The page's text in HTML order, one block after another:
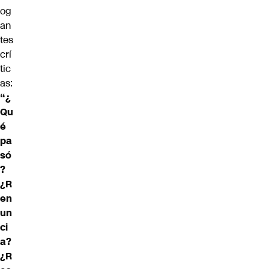
og
an
tes
crí
tic
as:
“¿
Qu
é
pa
só
?
¿R
en
un
ci
a?
¿R